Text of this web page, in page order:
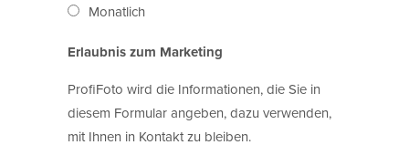
Monatlich
Erlaubnis zum Marketing
ProfiFoto wird die Informationen, die Sie in
diesem Formular angeben, dazu verwenden,
mit Ihnen in Kontakt zu bleiben.